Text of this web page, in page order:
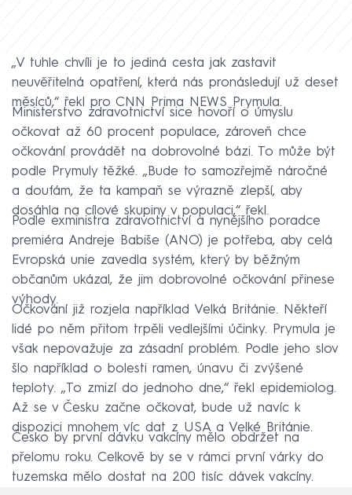
„V tuhle chvíli je to jediná cesta jak zastavit
neuvěřitelná opatření, která nás pronásledují už deset
měsíců,“ řekl pro CNN Prima NEWS Prymula.
Ministerstvo zdravotnictví sice hovoří o úmyslu
očkovat až 60 procent populace, zároveň chce
očkování provádět na dobrovolné bázi. To může být
podle Prymuly těžké. „Bude to samozřejmě náročné
a doufám, že ta kampaň se výrazně zlepší, aby
dosáhla na cílové skupiny v populaci,“ řekl.
Podle exministra zdravotnictví a nynějšího poradce
premiéra Andreje Babiše (ANO) je potřeba, aby celá
Evropská unie zavedla systém, který by běžným
občanům ukázal, že jim dobrovolné očkování přinese
výhody.
Očkování již rozjela například Velká Británie. Někteří
lidé po něm přitom trpěli vedlejšími účinky. Prymula je
však nepovažuje za zásadní problém. Podle jeho slov
šlo například o bolesti ramen, únavu či zvýšené
teploty. „To zmizí do jednoho dne,“ řekl epidemiolog.
Až se v Česku začne očkovat, bude už navíc k
dispozici mnohem víc dat z USA a Velké Británie.
Česko by první dávku vakcíny mělo obdržet na
přelomu roku. Celkově by se v rámci první várky do
tuzemska mělo dostat na 200 tisíc dávek vakcíny.